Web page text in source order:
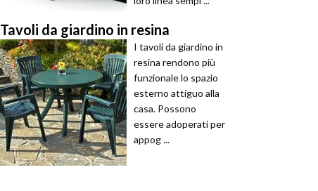
Tavoli da giardino in resina
I tavoli da giardino in
resina rendono più
funzionale lo spazio
esterno attiguo alla
casa. Possono
essere adoperati per
appog ...